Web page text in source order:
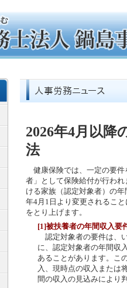
2026年4月以降
法
健康保険では、一定の要件
者」として保険給付が行わ
ける家族（認定対象者）の
年4月1日より変更されるこ
をとり上げます。
[1]被扶養者の年間収入要
認定対象者の要件は、
に、認定対象者の年間収
あることがあります。こ
入、現時点の収入または
間の収入の見込みにより